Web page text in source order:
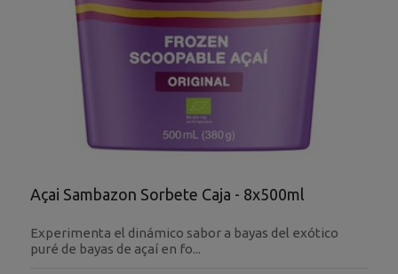
Açai Sambazon Sorbete Caja - 8x500ml
Experimenta el dinámico sabor a bayas del exótico
puré de bayas de açaí en fo...